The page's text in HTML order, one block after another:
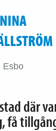
NINA
Esbo
där
få